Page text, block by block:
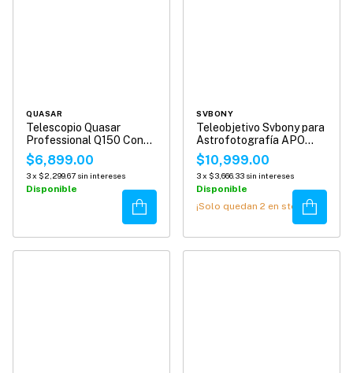
QUASAR
Telescopio Quasar
Professional Q150 Con
Adaptador Smartphone
$6,899.00
3x $2,299.67 sin intereses
Disponible
Comprar
SVBONY
Teleobjetivo Svbony para
Astrofotografía APO
45mm SV545
$10,999.00
3x $3,666.33 sin intereses
Disponible
¡Solo quedan 2 en stock!Comprar